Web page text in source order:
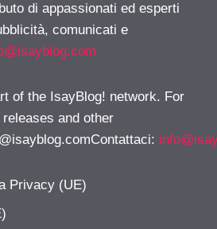
di appassionati ed esperti
comunicati e
of the IsayBlog! network. For
and other
:
Privacy (UE)